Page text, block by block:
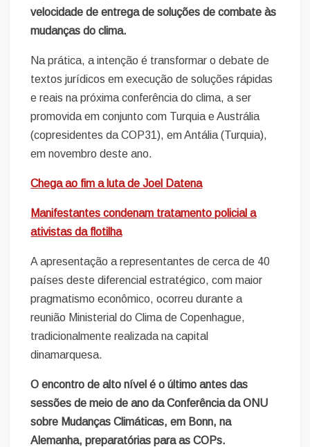
velocidade de entrega de soluções de combate às
mudanças do clima.
Na prática, a intenção é transformar o debate de
textos jurídicos em execução de soluções rápidas
e reais na próxima conferência do clima, a ser
promovida em conjunto com Turquia e Austrália
(copresidentes da COP31), em Antália (Turquia),
em novembro deste ano.
Chega ao fim a luta de Joel Datena
Manifestantes condenam tratamento policial a
ativistas da flotilha
A apresentação a representantes de cerca de 40
países deste diferencial estratégico, com maior
pragmatismo econômico, ocorreu durante a
reunião Ministerial do Clima de Copenhague,
tradicionalmente realizada na capital
dinamarquesa.
O encontro de alto nível é o último antes das
sessões de meio de ano da Conferência da ONU
sobre Mudanças Climáticas, em Bonn, na
Alemanha, preparatórias para as COPs.